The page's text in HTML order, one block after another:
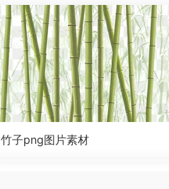
竹子png图片素材